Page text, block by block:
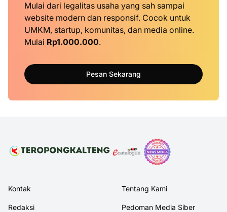
Mulai dari legalitas usaha yang sah sampai
website modern dan responsif. Cocok untuk
UMKM, startup, komunitas, dan media online.
Mulai Rp1.000.000.
Pesan Sekarang
Kontak Tentang Kami
Redaksi Pedoman Media Siber